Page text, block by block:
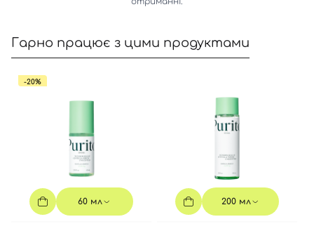
Гарно працює з цими продуктами
-20%
60 мл 200 мл
Реєстрація
Номер телефону